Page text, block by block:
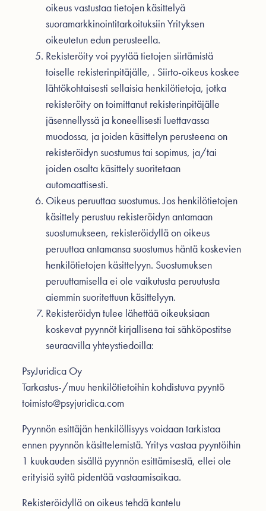
oikeus vastustaa tietojen käsittelyä
suoramarkkinointitarkoituksiin Yrityksen
oikeutetun edun perusteella.
Rekisteröity voi pyytää tietojen siirtämistä
toiselle rekisterinpitäjälle, . Siirto-oikeus koskee
lähtökohtaisesti sellaisia henkilötietoja, jotka
rekisteröity on toimittanut rekisterinpitäjälle
jäsennellyssä ja koneellisesti luettavassa
muodossa, ja joiden käsittelyn perusteena on
rekisteröidyn suostumus tai sopimus, ja/tai
joiden osalta käsittely suoritetaan
automaattisesti.
Oikeus peruuttaa suostumus. Jos henkilötietojen
käsittely perustuu rekisteröidyn antamaan
suostumukseen, rekisteröidyllä on oikeus
peruuttaa antamansa suostumus häntä koskevien
henkilötietojen käsittelyyn. Suostumuksen
peruuttamisella ei ole vaikutusta peruutusta
aiemmin suoritettuun käsittelyyn.
Rekisteröidyn tulee lähettää oikeuksiaan
koskevat pyynnöt kirjallisena tai sähköpostitse
seuraavilla yhteystiedoilla:
PsyJuridica Oy
Tarkastus-/muu henkilötietoihin kohdistuva pyyntö
toimisto@psyjuridica.com
Pyynnön esittäjän henkilöllisyys voidaan tarkistaa
ennen pyynnön käsittelemistä. Yritys vastaa pyyntöihin
1 kuukauden sisällä pyynnön esittämisestä, ellei ole
erityisiä syitä pidentää vastaamisaikaa.
Rekisteröidyllä on oikeus tehdä kantelu